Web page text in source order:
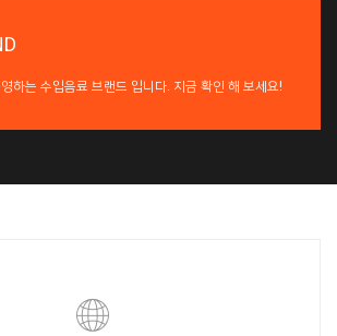
하는 수입음료 브랜드 입니다. 지금 확인 해 보세요!